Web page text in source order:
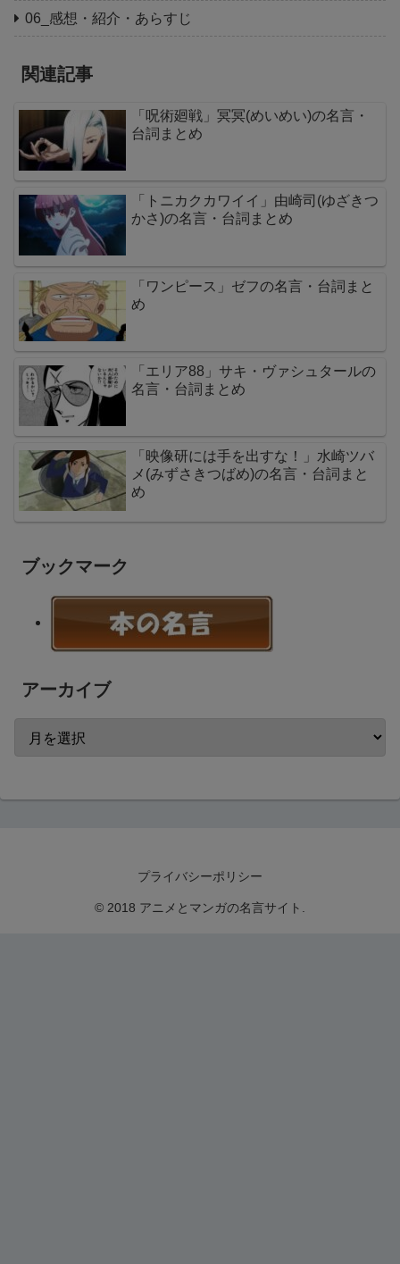
06_感想・紹介・あらすじ
関連記事
「呪術廻戦」冥冥(めいめい)の名言・
台詞まとめ
「トニカクカワイイ」由崎司(ゆざきつ
かさ)の名言・台詞まとめ
「ワンピース」ゼフの名言・台詞まと
め
「エリア88」サキ・ヴァシュタールの
名言・台詞まとめ
「映像研には手を出すな！」水崎ツバ
メ(みずさきつばめ)の名言・台詞まと
め
ブックマーク
アーカイブ
プライバシーポリシー
© 2018 アニメとマンガの名言サイト.